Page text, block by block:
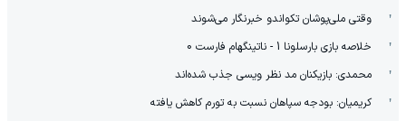
وقتی ملی‌پوشان تکواندو خبرنگار می‌شوند
خلاصه بازی بارسلونا 1 - ناتینگهام فارست 0
محمدی: بازیکنان مد نظر ویسی جذب شده‌اند
کریمیان: بودجه سپاهان نسبت به تورم کاهش یافته